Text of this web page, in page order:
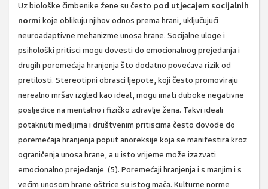
Uz biološke čimbenike žene su često pod utjecajem socijalnih
normi koje oblikuju njihov odnos prema hrani, uključujući
neuroadaptivne mehanizme unosa hrane. Socijalne uloge i
psihološki pritisci mogu dovesti do emocionalnog prejedanja i
drugih poremećaja hranjenja što dodatno povećava rizik od
pretilosti. Stereotipni obrasci ljepote, koji često promoviraju
nerealno mršav izgled kao ideal, mogu imati duboke negativne
posljedice na mentalno i fizičko zdravlje žena. Takvi ideali
potaknuti medijima i društvenim pritiscima često dovode do
poremećaja hranjenja poput anoreksije koja se manifestira kroz
ograničenja unosa hrane, a u isto vrijeme može izazvati
emocionalno prejedanje (5). Poremećaji hranjenja i s manjim i s
većim unosom hrane oštrice su istog mača. Kulturne norme